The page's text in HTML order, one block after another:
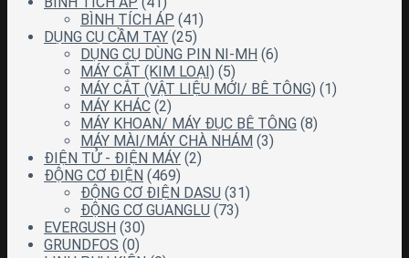
BÌNH TÍCH ÁP (41)
DỤNG CỤ CẦM TAY (25)
DỤNG CỤ DÙNG PIN NI-MH (6)
MÁY CẮT (KIM LOẠI) (5)
MÁY CẮT (VẬT LIỆU MỚI/ BÊ TÔNG) (1)
MÁY KHÁC (2)
MÁY KHOAN/ MÁY ĐỤC BÊ TÔNG (8)
MÁY MÀI/MÁY CHÀ NHÁM (3)
ĐIỆN TỬ - ĐIỆN MÁY (2)
ĐỘNG CƠ ĐIỆN (469)
ĐỘNG CƠ ĐIỆN DASU (31)
ĐỘNG CƠ GUANGLU (73)
EVERGUSH (30)
GRUNDFOS (0)